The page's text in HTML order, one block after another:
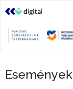
Események